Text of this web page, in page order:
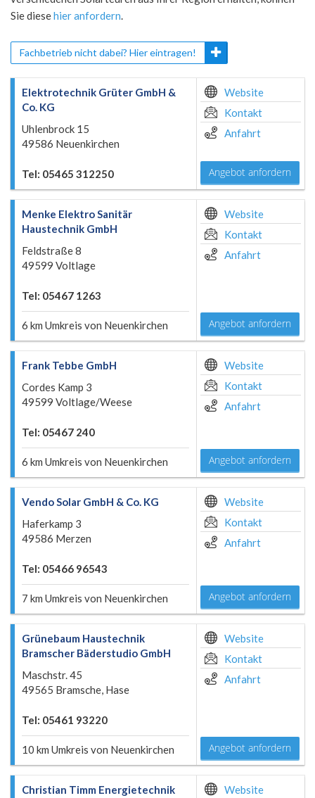
Sie diesehier anfordern.
Fachbetrieb nicht dabei? Hier eintragen!
Elektrotechnik Grüter GmbH &
Co. KG
Uhlenbrock 15
49586 Neuenkirchen
Tel: 05465 312250
Website
Kontakt
Anfahrt
Angebot anfordern
Menke Elektro Sanitär
Haustechnik GmbH
Feldstraße 8
49599 Voltlage
Tel: 05467 1263
6 km Umkreis von Neuenkirchen
Website
Kontakt
Anfahrt
Angebot anfordern
Frank Tebbe GmbH
Cordes Kamp 3
49599 Voltlage/Weese
Tel: 05467 240
6 km Umkreis von Neuenkirchen
Website
Kontakt
Anfahrt
Angebot anfordern
Vendo Solar GmbH & Co. KG
Haferkamp 3
49586 Merzen
Tel: 05466 96543
7 km Umkreis von Neuenkirchen
Website
Kontakt
Anfahrt
Angebot anfordern
Grünebaum Haustechnik
Bramscher Bäderstudio GmbH
Maschstr. 45
49565 Bramsche, Hase
Tel: 05461 93220
10 km Umkreis von Neuenkirchen
Website
Kontakt
Anfahrt
Angebot anfordern
Christian Timm Energietechnik
Website